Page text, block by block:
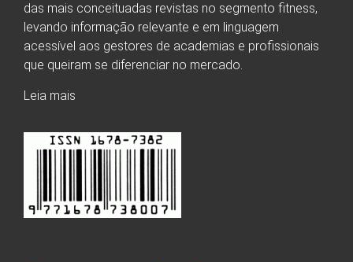
das mais conceituadas revistas no segmento fitness,
levando informação relevante e em linguagem
acessível aos gestores de academias e profissionais
que queiram se diferenciar no mercado.
Leia mais